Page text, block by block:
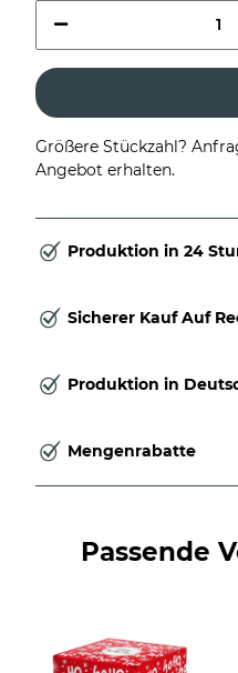
Größere Stückzahl?
Angebot erhalten.
Produktion in 24
Sicherer Kauf Auf
Produktion in
Mengenrabatte
Passende